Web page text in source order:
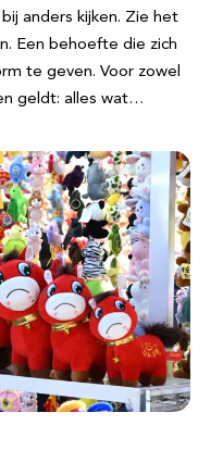
anders kijken. Zie het
Een behoefte die zich
te geven. Voor zowel
geldt: alles wat…